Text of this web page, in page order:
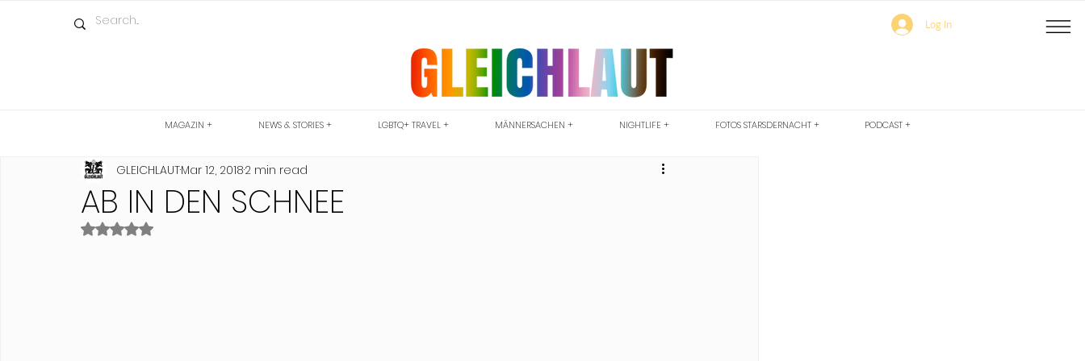
Log In
MAGAZIN + NEWS & STORIES + LGBTQ+ TRAVEL + MÄNNERSACHEN + NIGHTLIFE + FOTOS STARSDERNACHT + PODCAST +
AB IN DEN SCHNEE
GLEICHLAUTMar 12, 20182 min read
Rated NaN out of 5 stars.